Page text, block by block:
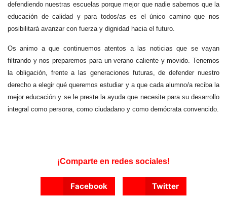
defendiendo nuestras escuelas porque mejor que nadie sabemos que la
educación de calidad y para todos/as es el único camino que nos
posibilitará avanzar con fuerza y dignidad hacia el futuro.
Os animo a que continuemos atentos a las noticias que se vayan
filtrando y nos preparemos para un verano caliente y movido. Tenemos
la obligación, frente a las generaciones futuras, de defender nuestro
derecho a elegir qué queremos estudiar y a que cada alumno/a reciba la
mejor educación y se le preste la ayuda que necesite para su desarrollo
integral como persona, como ciudadano y como demócrata convencido.
¡Comparte en redes sociales!
Facebook Twitter